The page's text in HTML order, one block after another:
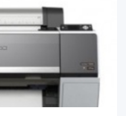
2 880 $
1 499 $
725 $
2 899 $
2 150 $
1 525 $
2 125 $
7 925 $
2 880 $
1 499 $